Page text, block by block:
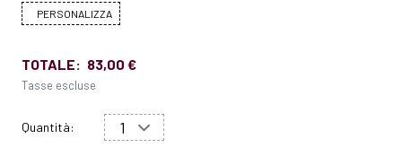
PERSONALIZZA
TOTALE: 83,00 €
Tasse escluse
Quantità: